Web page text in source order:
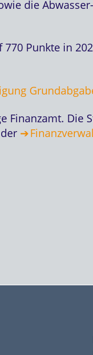
die
Punkte in
Finanzamt. Die